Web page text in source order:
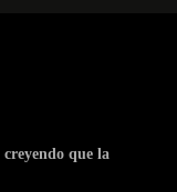
que la